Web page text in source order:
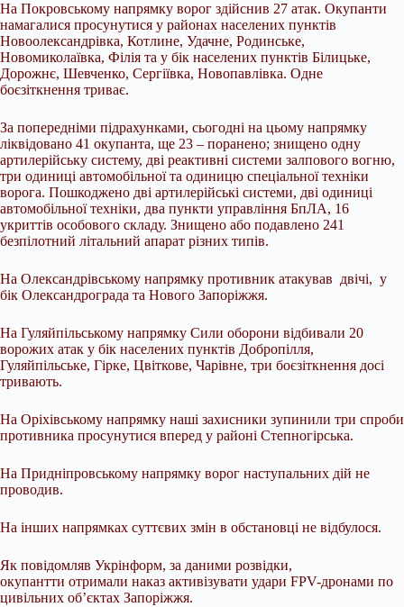
На Покровському напрямку ворог здійснив 27 атак. Окупанти
намагалися просунутися у районах населених пунктів
Новоолександрівка, Котлине, Удачне, Родинське,
Новомиколаївка, Філія та у бік населених пунктів Білицьке,
Дорожнє, Шевченко, Сергіївка, Новопавлівка. Одне
боєзіткнення триває.
За попередніми підрахунками, сьогодні на цьому напрямку
ліквідовано 41 окупанта, ще 23 – поранено; знищено одну
артилерійську систему, дві реактивні системи залпового вогню,
три одиниці автомобільної та одиницю спеціальної техніки
ворога. Пошкоджено дві артилерійські системи, дві одиниці
автомобільної техніки, два пункти управління БпЛА, 16
укриттів особового складу. Знищено або подавлено 241
безпілотний літальний апарат різних типів.
На Олександрівському напрямку противник атакував двічі, у
бік Олександрограда та Нового Запоріжжя.
На Гуляйпільському напрямку Сили оборони відбивали 20
ворожих атак у бік населених пунктів Добропілля,
Гуляйпільське, Гірке, Цвіткове, Чарівне, три боєзіткнення досі
тривають.
На Оріхівському напрямку наші захисники зупинили три спроби
противника просунутися вперед у районі Степногірська.
На Придніпровському напрямку ворог наступальних дій не
проводив.
На інших напрямках суттєвих змін в обстановці не відбулося.
Як повідомляв Укрінформ, за даними розвідки,
окупантти отримали наказ активізувати удари FPV-дронами по
цивільних об’єктах Запоріжжя.